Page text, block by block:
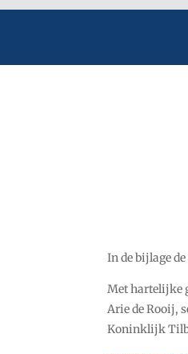
In de bijlage
Met hartelijke
Arie de Rooij,
Koninklijk